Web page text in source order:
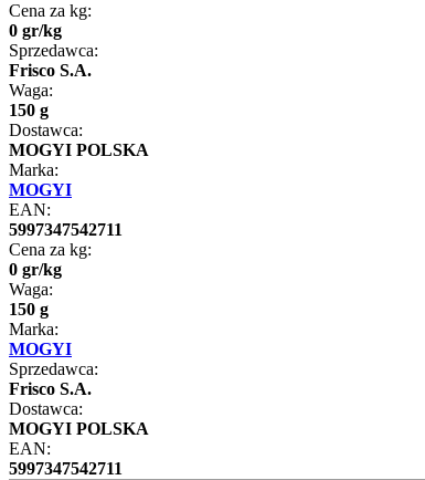
Cena za kg:
0 gr/kg
Sprzedawca:
Frisco S.A.
Waga:
150 g
Dostawca:
MOGYI POLSKA
Marka:
MOGYI
EAN:
5997347542711
Cena za kg:
0 gr/kg
Waga:
150 g
Marka:
MOGYI
Sprzedawca:
Frisco S.A.
Dostawca:
MOGYI POLSKA
EAN:
5997347542711